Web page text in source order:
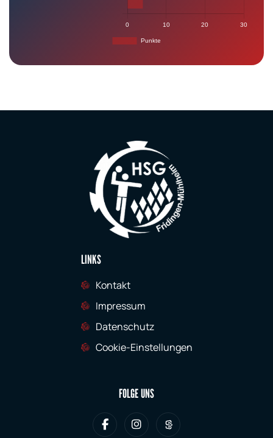
LINKS
Kontakt
Impressum
Datenschutz
Cookie-Einstellungen
FOLGE UNS